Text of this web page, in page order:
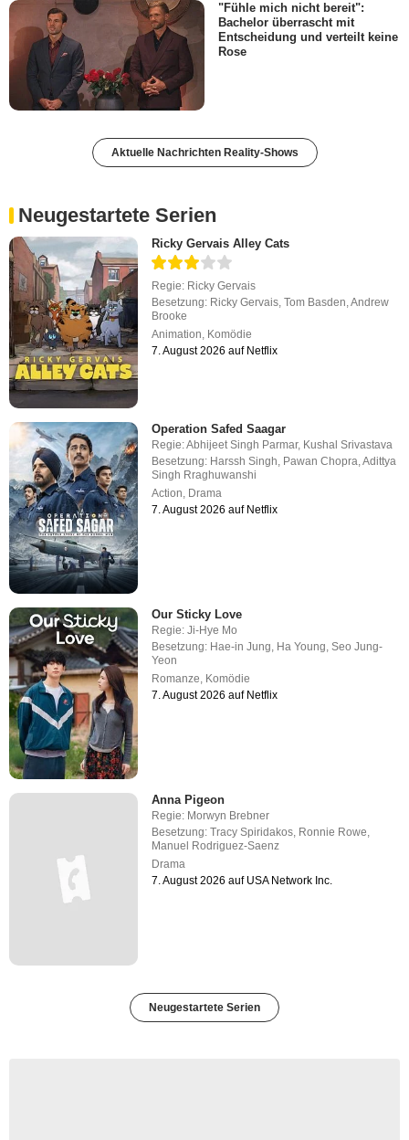
"Fühle mich nicht bereit":
Bachelor überrascht mit
Entscheidung und verteilt keine
Rose
Aktuelle Nachrichten Reality-Shows
Neugestartete Serien
Ricky Gervais Alley Cats
Regie: Ricky Gervais
Besetzung: Ricky Gervais ,Tom Basden ,Andrew
Brooke
Animation Komödie
7. August 2026 auf Netflix
Operation Safed Saagar
Regie:Abhijeet Singh Parmar, Kushal Srivastava
Besetzung: Harssh Singh, Pawan Chopra,Adittya
Singh Rraghuwanshi
Action, Drama
7. August 2026 auf Netflix
Our Sticky Love
Regie:Ji-Hye Mo
Besetzung: Hae-in Jung, Ha Young,Seo Jung-
Yeon
Romanze, Komödie
7. August 2026 auf Netflix
Anna Pigeon
Regie: Morwyn Brebner
Besetzung:Tracy Spiridakos, Ronnie Rowe,
Manuel Rodriguez-Saenz
Drama
7. August 2026 auf USA Network Inc.
Neugestartete Serien